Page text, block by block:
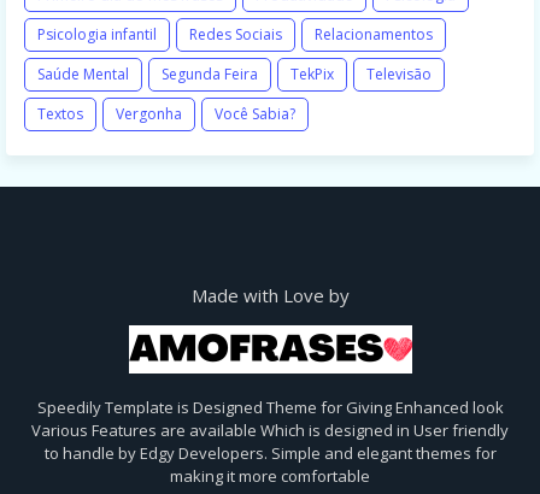
Psicologia infantil
Redes Sociais
Relacionamentos
Saúde Mental
Segunda Feira TekPix
Televisão
Textos
Vergonha Você Sabia?
Made with Love by
Speedily Template is Designed Theme for Giving Enhanced look
Various Features are available Which is designed in User friendly
to handle by Edgy Developers. Simple and elegant themes for
making it more comfortable